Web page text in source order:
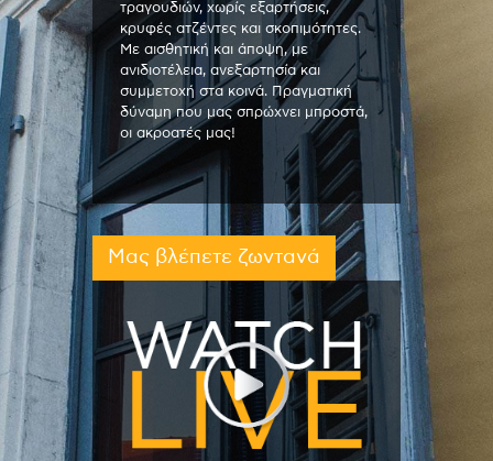
τραγουδιών, χωρίς εξαρτήσεις,
κρυφές ατζέντες και σκοπιμότητες.
Με αισθητική και άποψη, με
ανιδιοτέλεια, ανεξαρτησία και
συμμετοχή στα κοινά. Πραγματική
δύναμη που μας σπρώχνει μπροστά,
οι ακροατές μας!
Μας βλέπετε ζωντανά